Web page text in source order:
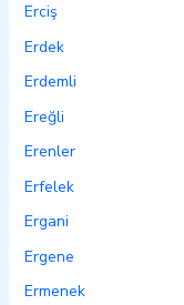
Erciş
Erdek
Erdemli
Ereğli
Erenler
Erfelek
Ergani
Ergene
Ermenek